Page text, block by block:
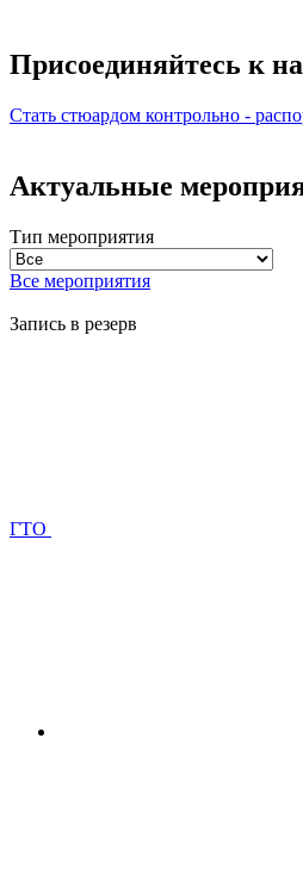
Присоединяйтесь к
Стать стюардом контрольно -
Актуальные
Тип мероприятия
Все мероприятия
Запись в резерв
ГТО